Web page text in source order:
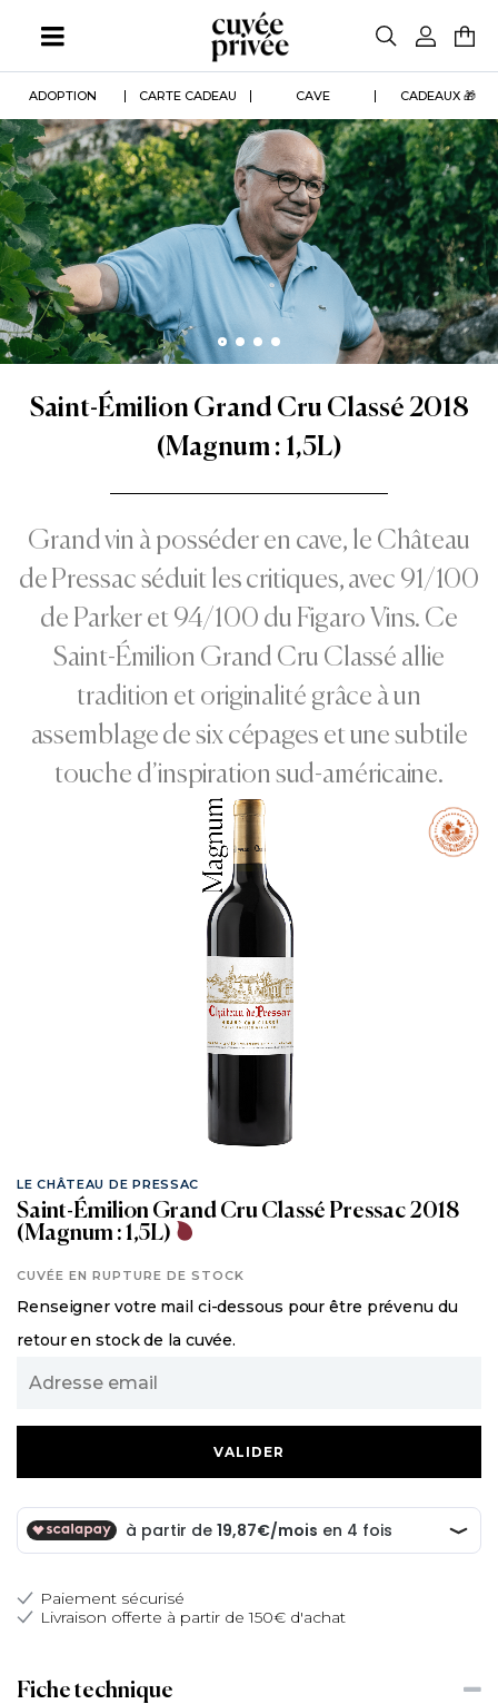
contenu
ADOPTION CARTE CADEAU CAVE CADEAUX 🎁
Saint-Émilion Grand Cru Classé 2018
(Magnum : 1,5L)
Grand vin à posséder en cave, le Château
de Pressac séduit les critiques, avec 91/100
de Parker et 94/100 du Figaro Vins. Ce
Saint-Émilion Grand Cru Classé allie
tradition et originalité grâce à un
assemblage de six cépages et une subtile
touche d’inspiration sud-américaine.
LE CHÂTEAU DE PRESSAC
Saint-Émilion Grand Cru Classé Pressac 2018
(Magnum : 1,5L)
CUVÉE EN RUPTURE DE STOCK
Renseigner votre mail ci-dessous pour être prévenu du
retour en stock de la cuvée.
Adresse
Paiement sécurisé
Livraison offerte à partir de 150€ d'achat
Fiche technique